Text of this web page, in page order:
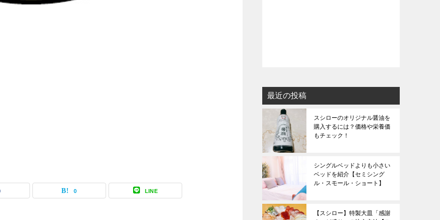
0 LINE
最近の投稿
スシローのオリジナル醤油を
購入するには？価格や栄養価
もチェック！
シングルベッドよりも小さい
ベッドを紹介【セミシング
ル・スモール・ショート】
【スシロー】特製大皿「感謝